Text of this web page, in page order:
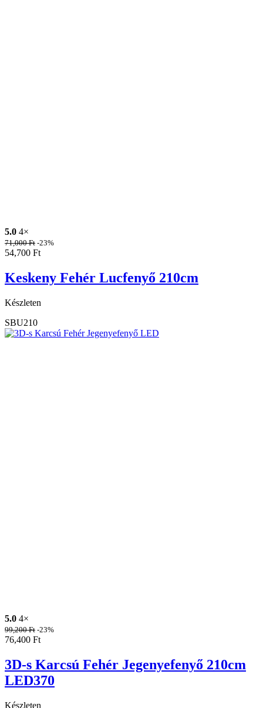
5.0 4×
71,000Ft -23%
54,700 Ft
Keskeny Fehér Lucfenyő 210cm
Készleten
SBU210
5.0 4×
99,200Ft -23%
76,400 Ft
3D-s Karcsú Fehér Jegenyefenyő 210cm
LED370
Készleten